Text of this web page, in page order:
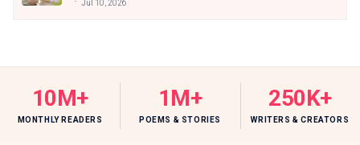
Jul 10, 2026
10M+
MONTHLY READERS
1M+
POEMS & STORIES
250K+
WRITERS & CREATORS